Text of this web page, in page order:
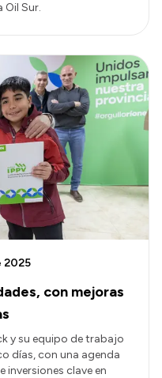
Sur.
con mejoras
2025
y su equipo de trabajo
días, con una agenda
clave en